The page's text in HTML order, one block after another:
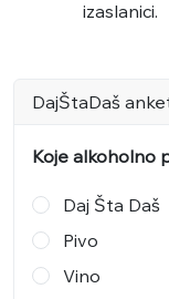
izaslanici.
DajŠtaDaš
Koje alkoholno
Daj Šta Daš
Pivo
Vino